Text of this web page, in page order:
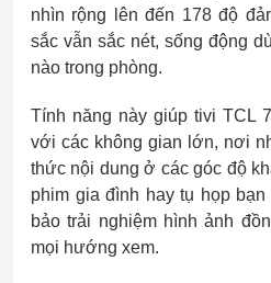
nhìn rộng lên đến 178 độ
sắc vẫn sắc nét, sống động
nào trong phòng.
Tính năng này giúp tivi TCL
với các không gian lớn, nơi
thức nội dung ở các góc độ
phim gia đình hay tụ họp
bảo trải nghiệm hình ảnh
mọi hướng xem.